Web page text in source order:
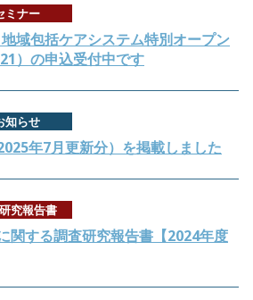
ミナー
地域包括ケアシステム特別オープン
）の申込受付中です
知らせ
年7月更新分）を掲載しました
究報告書
関する調査研究報告書【2024年度